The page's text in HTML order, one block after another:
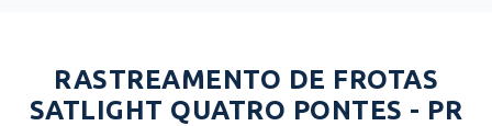
RASTREAMENTO DE FROTAS
SATLIGHT QUATRO PONTES - PR